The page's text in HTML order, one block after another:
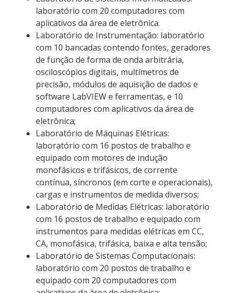
laboratório com 20 computadores com
aplicativos da área de eletrônica.
Laboratório de Instrumentação: laboratório
com 10 bancadas contendo fontes, geradores
de função de forma de onda arbitrária,
osciloscópios digitais, multímetros de
precisão, módulos de aquisição de dados e
software LabVIEW e ferramentas, e 10
computadores com aplicativos da área de
eletrônica;
Laboratório de Máquinas Elétricas:
laboratório com 16 postos de trabalho e
equipado com motores de indução
monofásicos e trifásicos, de corrente
contínua, síncronos (em corte e operacionais),
cargas e instrumentos de medida diversos;
Laboratório de Medidas Elétricas: laboratório
com 16 postos de trabalho e equipado com
instrumentos para medidas elétricas em CC,
CA, monofásica, trifásica, baixa e alta tensão;
Laboratório de Sistemas Computacionais:
laboratório com 20 postos de trabalho e
equipado com 20 computadores com